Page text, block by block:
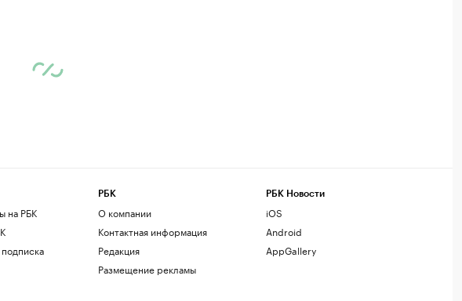
на РБК
РБК
О компании
Контактная информация
Редакция
Размещение рекламы
РБК Новости
iOS
Android
AppGallery